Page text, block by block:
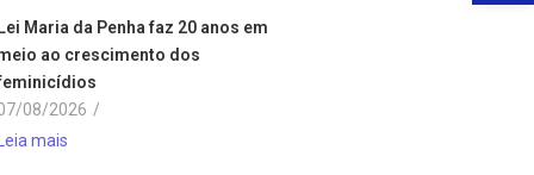
Maria da Penha faz 20 anos em
ao crescimento dos
08/2026 /
mais